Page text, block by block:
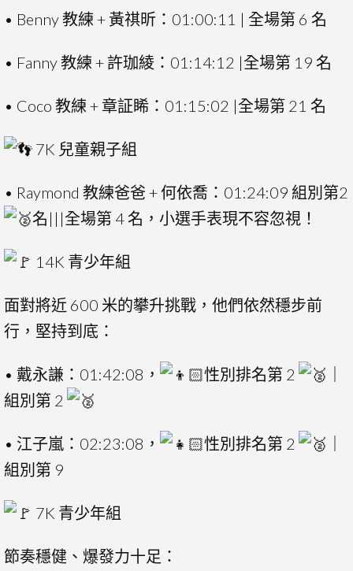
• Benny 教練 + 黃祺昕：01:00:11 | 全場第 6 名
• Fanny 教練 + 許珈綾：01:14:12 |全場第 19 名
• Coco 教練 + 章証睎：01:15:02 |全場第 21 名
7K 兒童親子組
• Raymond 教練爸爸 + 何依喬：01:24:09 組別第2
名|||全場第 4 名，小選手表現不容忽視！
14K 青少年組
面對將近 600 米的攀升挑戰，他們依然穩步前
行，堅持到底：
• 戴永謙：01:42:08， 性別排名第 2
組別第 2
• 江子嵐：02:23:08， 性別排名第 2
組別第 9
7K 青少年組
節奏穩健、爆發力十足：